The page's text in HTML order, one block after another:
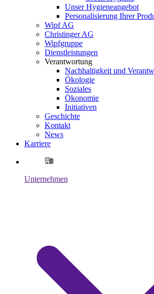
Unser Hygieneangebot
Personalisierung Ihrer
Wipf AG
Christinger AG
Wipfgruppe
Dienstleistungen
Verantwortung
Nachhaltigkeit und
Ökologie
Soziales
Ökonomie
Initiativen
Geschichte
Kontakt
News
Karriere
Unternehmen